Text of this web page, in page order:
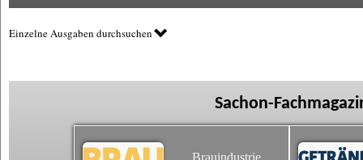
Einzelne Ausgaben durchsuchen
Sachon-
Brauindustrie